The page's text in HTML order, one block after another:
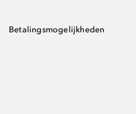
Betalingsmogelijkheden